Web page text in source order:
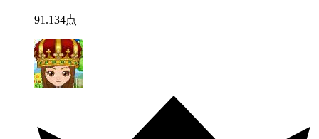
91 .134点